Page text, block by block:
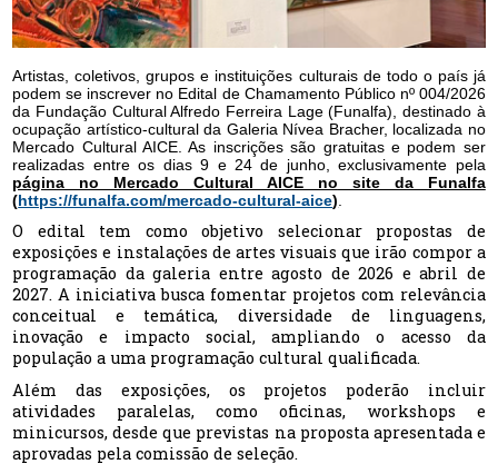
Artistas, coletivos, grupos e instituições culturais de todo o país já
podem se inscrever no Edital de Chamamento Público nº 004/2026
da Fundação Cultural Alfredo Ferreira Lage (Funalfa), destinado à
ocupação artístico-cultural da Galeria Nívea Bracher, localizada no
Mercado Cultural AICE. As inscrições são gratuitas e podem ser
realizadas entre os dias 9 e 24 de junho, exclusivamente pela
página no Mercado Cultural AICE no site da Funalfa
(https://funalfa.com/mercado-cultural-aice).
O edital tem como objetivo selecionar propostas de
exposições e instalações de artes visuais que irão compor a
programação da galeria entre agosto de 2026 e abril de
2027. A iniciativa busca fomentar projetos com relevância
conceitual e temática, diversidade de linguagens,
inovação e impacto social, ampliando o acesso da
população a uma programação cultural qualificada.
Além das exposições, os projetos poderão incluir
atividades paralelas, como oficinas, workshops e
minicursos, desde que previstas na proposta apresentada e
aprovadas pela comissão de seleção.